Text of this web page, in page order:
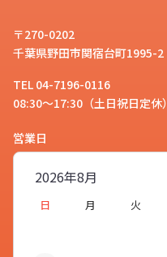
〒270-0202
千葉県野田市関宿台町1995-2
TEL 04-7196-0116
08:30～17:30（土日祝日定休）
営業日
8月
2026年
日 月 火